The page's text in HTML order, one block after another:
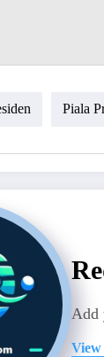
Piala
Add
View